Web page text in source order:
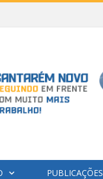
PUBLICAÇÕES